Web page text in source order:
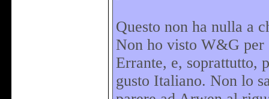
Questo non ha nulla a
Non ho visto W&G per
Errante, e, soprattutto,
gusto Italiano. Non lo